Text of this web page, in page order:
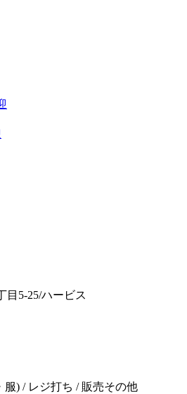
目5-25/ハービス
) / レジ打ち / 販売その他